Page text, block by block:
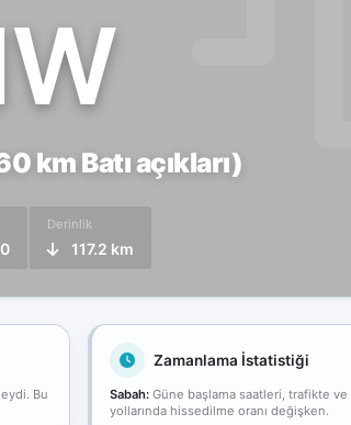
km Batı açıkları)
Derinlik
117.2 km
Bu
Zamanlama İstatistiği
Sabah:Güne başlama saatleri, trafikte
yollarında hissedilme oranı değişken.